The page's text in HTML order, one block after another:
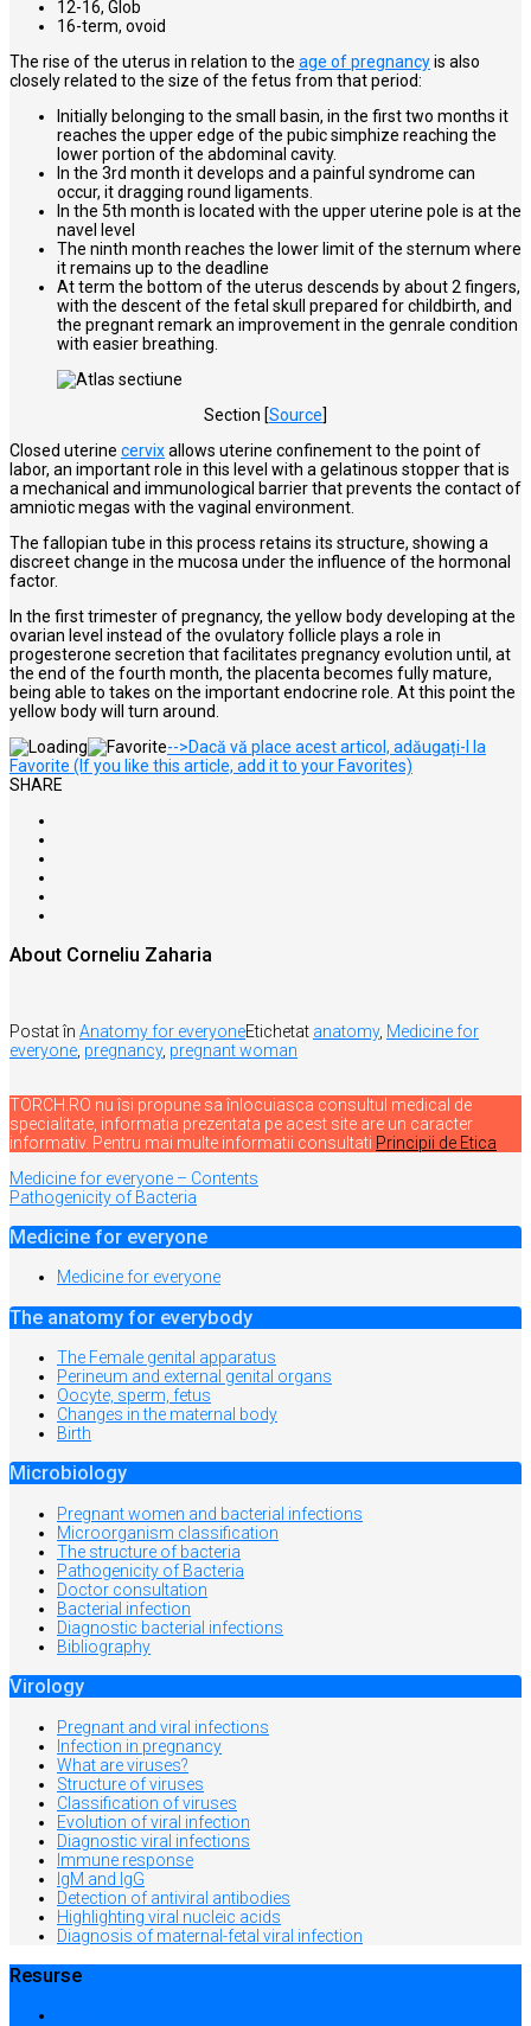
12-16, Glob
16-term, ovoid
The rise of the uterus in relation to the age of pregnancyis also
closely related to the size of the fetus from that period:
Initially belonging to the small basin, in the first two months it
reaches the upper edge of the pubicsimphize reaching the
lower portion of the abdominal cavity.
In the 3rd month it develops and a painful syndrome can
occur, it dragging round ligaments.
In the 5th month is located with the upper uterine pole is at the
navel level
The ninth month reaches the lower limit of the sternum where
it remains up to the deadline
At term the bottom of the uterus descends by about 2 fingers,
with the descent of the fetal skull prepared for childbirth, and
the pregnant remark an improvement in the genrale condition
with easier breathing.
Section [Source]
Closed uterine cervixallows uterine confinement to the point of
labor, an important role in this level with a gelatinous stopper that is
a mechanical and immunological barrier that prevents the contact of
amniotic megas with the vaginal environment.
The fallopian tube in this process retains its structure, showing a
discreet change in the mucosa under the influence of the hormonal
factor.
In the first trimester of pregnancy, the yellow body developing at the
ovarian level instead of the ovulatory follicle plays a role in
progesterone secretion that facilitates pregnancy evolution until, at
the end of the fourth month, the placenta becomes fully mature,
being able to takes on the important endocrine role. At this point the
yellow body will turn around.
-->Dacă vă place acest articol, adăugați-l la
Favorite (If you like this article, add it to your Favorites)
SHARE
About Corneliu Zaharia
Postat în Anatomy for everyoneEtichetat anatomy, Medicine for
everyone pregnancy, pregnant woman
TORCH.RO nu îsi propune sa înlocuiasca consultul medical de
specialitate, informatia prezentata pe acest site are un caracter
informativ. Pentru mai multe informatii consultati Principii de Etica
Navigare
în
articole
Medicine for everyone – Contents
Pathogenicity of Bacteria
Medicine for everyone
Medicine for everyone
The anatomy for everybody
The Female genital apparatus
Perineum and external genital organs
Oocyte, sperm, fetus
Changes in the maternal body
Birth
Microbiology
Pregnant women and bacterial infections
Microorganism classification
The structure of bacteria
Pathogenicity of Bacteria
Doctor consultation
Bacterial infection
Diagnostic bacterial infections
Bibliography
Virology
Pregnant and viral infections
Infection in pregnancy
What are viruses?
Structure of viruses
Classification of viruses
Evolution of viral infection
Diagnostic viral infections
Immune response
IgM and IgG
Detection of antiviral antibodies
Highlighting viral nucleic acids
Diagnosis of maternal-fetal viral infection
Resurse